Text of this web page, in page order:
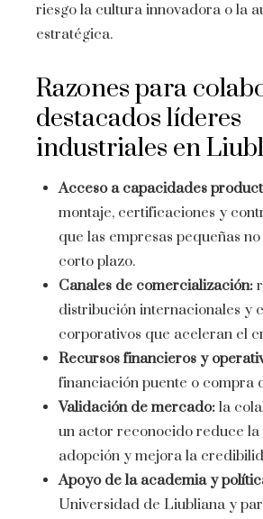
riesgo la cultura innovadora o la
estratégica.
Razones para
destacados líderes
industriales en
Acceso a capacidades
montaje, certificaciones y
que las empresas pequeñas
corto plazo.
Canales de comercialización:
distribución internacionales y
corporativos que aceleran el
Recursos financieros y
financiación puente o compra
Validación de mercado: la
un actor reconocido reduce
adopción y mejora la
Apoyo de la academia y
Universidad de Liubliana y